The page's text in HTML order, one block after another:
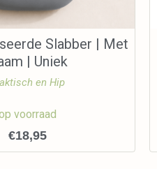
Slabber | Met
| Uniek
en Hip
voorraad
€18,95